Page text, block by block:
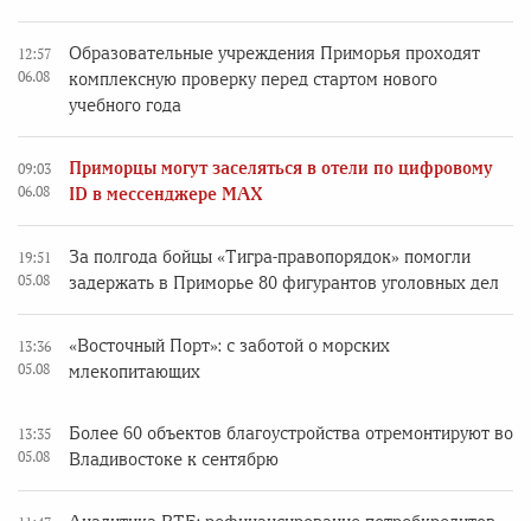
12:57
06.08
Образовательные учреждения Приморья проходят
комплексную проверку перед стартом нового
учебного года
09:03
06.08
Приморцы могут заселяться в отели по цифровому
ID в мессенджере MAX
19:51
05.08
За полгода бойцы «Тигра-правопорядок» помогли
задержать в Приморье 80 фигурантов уголовных дел
13:36
05.08
«Восточный Порт»: с заботой о морских
млекопитающих
13:35
05.08
Более 60 объектов благоустройства отремонтируют во
Владивостоке к сентябрю